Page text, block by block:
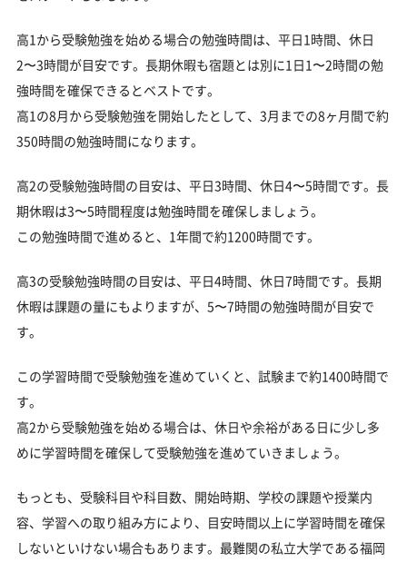
高1から受験勉強を始める場合の勉強時間は、平日1時間、休日
2〜3時間が目安です。長期休暇も宿題とは別に1日1〜2時間の勉
強時間を確保できるとベストです。
高1の8月から受験勉強を開始したとして、3月までの8ヶ月間で約
350時間の勉強時間になります。
高2の受験勉強時間の目安は、平日3時間、休日4〜5時間です。長
期休暇は3〜5時間程度は勉強時間を確保しましょう。
この勉強時間で進めると、1年間で約1200時間です。
高3の受験勉強時間の目安は、平日4時間、休日7時間です。長期
休暇は課題の量にもよりますが、5〜7時間の勉強時間が目安で
す。
この学習時間で受験勉強を進めていくと、試験まで約1400時間で
す。
高2から受験勉強を始める場合は、休日や余裕がある日に少し多
めに学習時間を確保して受験勉強を進めていきましょう。
もっとも、受験科目や科目数、開始時期、学校の課題や授業内
容、学習への取り組み方により、目安時間以上に学習時間を確保
しないといけない場合もあります。最難関の私立大学である福岡